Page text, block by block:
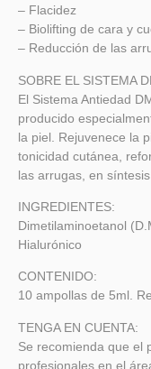
– Flacidez
– Biolifting de cara y
– Reducción de las
SOBRE EL SISTEMA
El Sistema Antiedad
producido
la piel. Rejuvenece la
tonicidad cutánea,
las arrugas, en
INGREDIENTES:
Dimetilaminoetanol
Hialurónico
CONTENIDO:
10 ampollas de 5ml.
TENGA EN CUENTA:
Se recomienda que el
profesionales en el